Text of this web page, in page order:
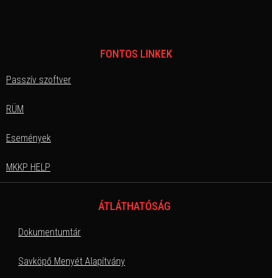
FONTOS LINKEK
Passzív szoftver
RÜM
Események
MKKP HELP
ÁTLÁTHATÓSÁG
Dokumentumtár
Savköpő Menyét Alapítvány